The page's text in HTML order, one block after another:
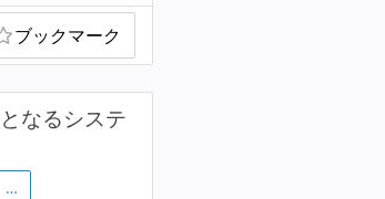
ブックマーク
なるシステ
…